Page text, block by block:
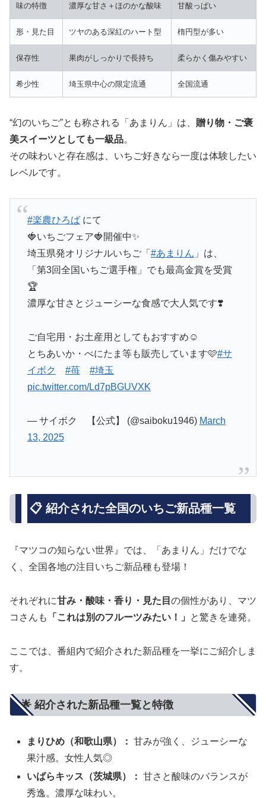
味の特徴 濃厚な甘さ＋ほのかな酸味 甘酸っぱい
形・見た目 ツヤのある深紅のハート型 楕円型が多い
保存性 果肉がしっかりで長持ち 柔らかく傷みやすい
希少性 埼玉県中心の限定流通 全国流通
“幻のいちご”とも称される「あまりん」は、 贈り物・ご褒
美スイーツとしても一級品。
その味わいと存在感は、いちご好きなら一度は体験したい
レベルです。
#楽農ひろばにて
🍓いちごフェア🍓開催中✨
埼玉県発オリジナルいちご「 #あまりん 」は、
「第3回全国いちご選手権」でも最高金賞を受賞
🏆
濃厚な甘さとジューシーな食感で大人気です❣️
ご自宅用・お土産用としてもおすすめ☺️
とちあいか・べにたま等も販売しています🩷#サ
イボク
#苺
#埼玉
pic.twitter.com/Ld7pBGUVXK
— サイボク 【公式】 (@saiboku1946) March
13, 2025
📋 紹介された全国のいちご新品種一覧
『マツコの知らない世界』では、「あまりん」だけでな
く、全国各地の注目いちご新品種も登場！
それぞれに甘み・酸味・香り・見た目 の個性があり、マツ
コさんも
「これは別のフルーツみたい！」 と驚きを連発。
ここでは、番組内で紹介された新品種を一挙にご紹介しま
す。
🌟 紹介された新品種一覧と特徴
まりひめ（和歌山県）： 甘みが強く、ジューシーな
果汁感。女性人気◎
いばらキッス（茨城県）： 甘さと酸味のバランスが
秀逸。濃厚な味わい。